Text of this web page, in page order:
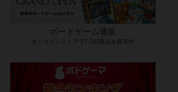
ボードゲーム通販
オンラインストアで7,500商品を販売中